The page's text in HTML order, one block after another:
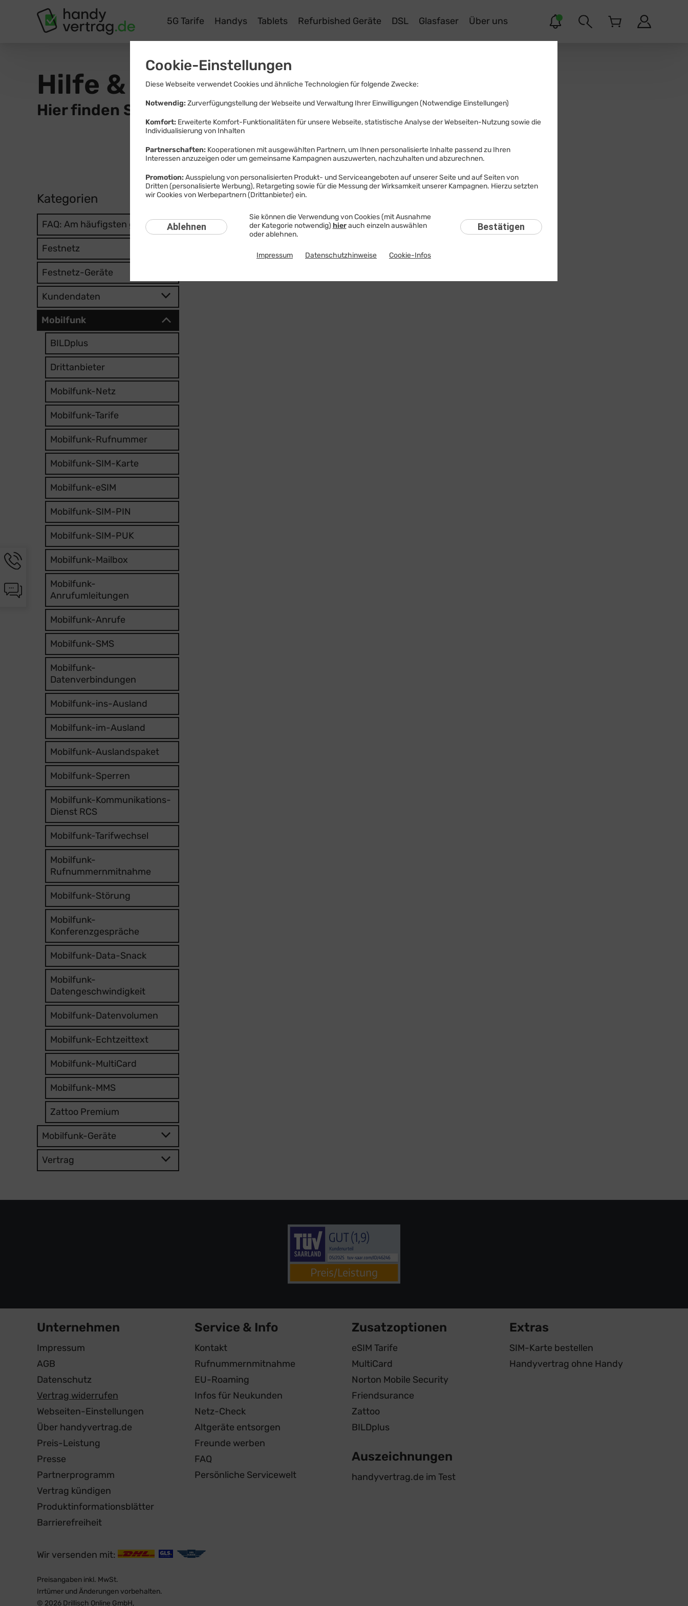
Tarife Handys Tablets Refurbished Geräte DSL Glasfaser Über uns
Hilfe & Informationen
Hier finden Sie Wissenswertes und Hilfestellungen.
Suchen
Kategorien
FAQ: Am häufigsten gesucht
Festnetz
Festnetz-Geräte
Kundendaten
Mobilfunk
BILDplus
Drittanbieter
Mobilfunk-Netz
Mobilfunk-Tarife
Mobilfunk-Rufnummer
Mobilfunk-SIM-Karte
Mobilfunk-eSIM
Mobilfunk-SIM-PIN
Mobilfunk-SIM-PUK
Mobilfunk-Mailbox
Mobilfunk-
Anrufumleitungen
Mobilfunk-Anrufe
Mobilfunk-SMS
Mobilfunk-
Datenverbindungen
Mobilfunk-ins-Ausland
Mobilfunk-im-Ausland
Mobilfunk-Auslandspaket
Mobilfunk-Sperren
Mobilfunk-Kommunikations-
Dienst RCS
Mobilfunk-Tarifwechsel
Mobilfunk-
Rufnummernmitnahme
Mobilfunk-Störung
Mobilfunk-
Konferenzgespräche
Mobilfunk-Data-Snack
Mobilfunk-
Datengeschwindigkeit
Mobilfunk-Datenvolumen
Mobilfunk-Echtzeittext
Mobilfunk-MultiCard
Mobilfunk-MMS
Zattoo Premium
Mobilfunk-Geräte
Vertrag
Unternehmen
Impressum
AGB
Datenschutz
Vertrag widerrufen
Webseiten-Einstellungen
Über handyvertrag.de
Preis-Leistung
Presse
Partnerprogramm
Vertrag kündigen
Produktinformationsblätter
Barrierefreiheit
Service & Info
Kontakt
Rufnummernmitnahme
EU-Roaming
Infos für Neukunden
Netz-Check
Altgeräte entsorgen
Freunde werben
FAQ
Persönliche Servicewelt
Zusatzoptionen
eSIM Tarife
MultiCard
Norton Mobile Security
Friendsurance
Zattoo
BILDplus
Auszeichnungen
handyvertrag.de im Test
Extras
SIM-Karte bestellen
Handyvertrag ohne Handy
Wir versenden mit:
Preisangaben inkl. MwSt.
Irrtümer und Änderungen vorbehalten.
© 2026 Drillisch Online GmbH,
Hotline-
Informationen
werden
angezeigt
Chat-
Informationen
Cookie-Einstellungen
Diese Webseite verwendet Cookies und ähnliche Technologien für folgende Zwecke:
Notwendig: Zurverfügungstellung der Webseite und Verwaltung Ihrer Einwilligungen (Notwendige Einstellungen)
Komfort: Erweiterte Komfort-Funktionalitäten für unsere Webseite, statistische Analyse der Webseiten-Nutzung sowie die
Individualisierung von Inhalten
Partnerschaften: Kooperationen mit ausgewählten Partnern, um Ihnen personalisierte Inhalte passend zu Ihren
Interessen anzuzeigen oder um gemeinsame Kampagnen auszuwerten, nachzuhalten und abzurechnen.
Promotion: Ausspielung von personalisierten Produkt- und Serviceangeboten auf unserer Seite und auf Seiten von
Dritten (personalisierte Werbung), Retargeting sowie für die Messung der Wirksamkeit unserer Kampagnen. Hierzu setzten
wir Cookies von Werbepartnern (Drittanbieter) ein.
Ablehnen
Sie können die Verwendung von Cookies (mit Ausnahme
der Kategorie notwendig) hierauch einzeln auswählen
oder ablehnen.
Bestätigen
Impressum Datenschutzhinweise Cookie-Infos